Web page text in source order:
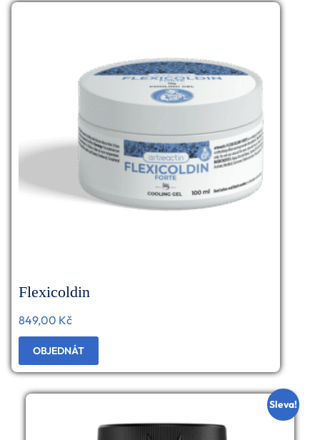
Flexicoldin
849,00 Kč
OBJEDNÁT
Sleva!